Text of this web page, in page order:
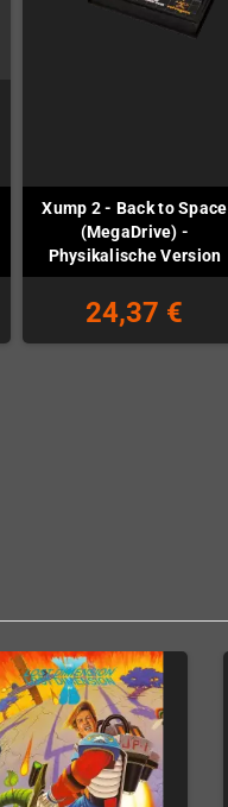
Xump 2 - Back to Space
(MegaDrive) -
Physikalische Version
24,37 €